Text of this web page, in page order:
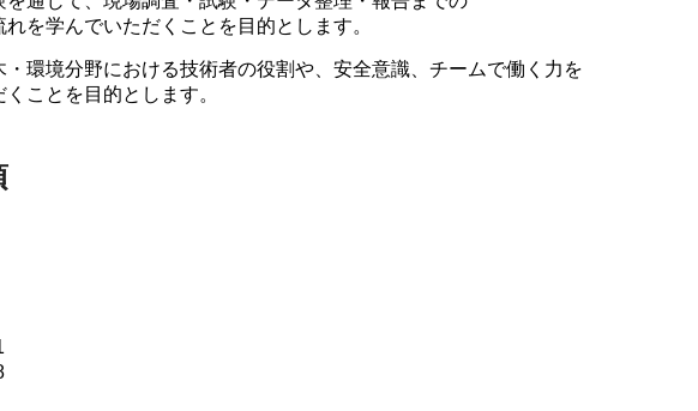
を学んでいただくことを目的とします。
・環境分野における技術者の役割や、安全意識、チームで働く力を
ことを目的とします。